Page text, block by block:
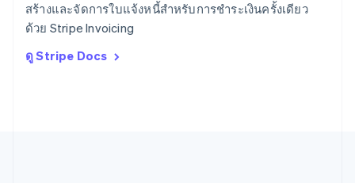
สร้างและจัดการใบแจ้งหนี้สำหรับการชำระเงินครั้งเดียว
ด้วย Stripe Invoicing
ดู Stripe Docs
ออสเตรีย
DeutschEnglish
ItalianoEnglish